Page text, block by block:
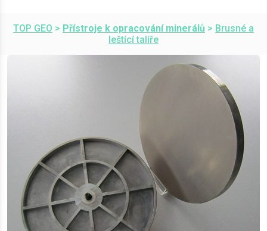
TOP GEO > Přístroje k opracování minerálů > Brusné a
leštící talíře